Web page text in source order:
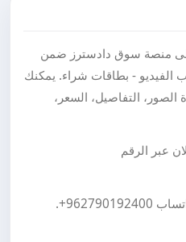
منصة سوق دادسترز ضمن
الفيديو - بطاقات شراء. يمكنك
التفاصيل، السعر،
عبر الرقم
+962790192400
.